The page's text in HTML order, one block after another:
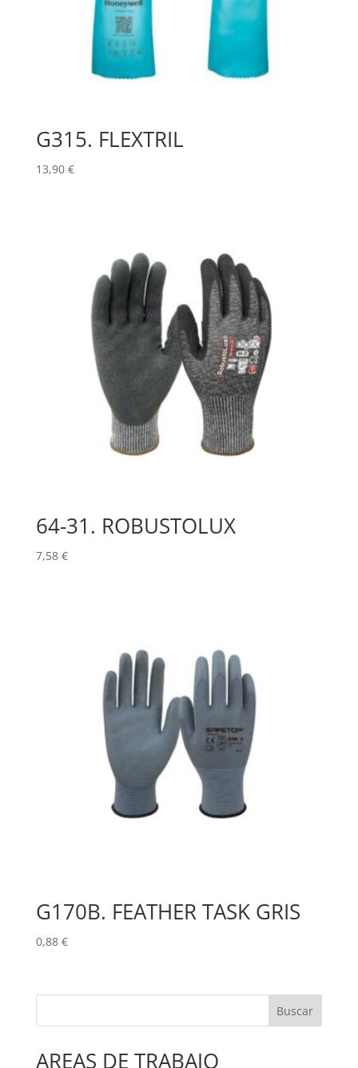
G315. FLEXTRIL
13,90 €
64-31. ROBUSTOLUX
7,58 €
G170B. FEATHER TASK GRIS
0,88 €
Buscar
AREAS DE TRABAJO